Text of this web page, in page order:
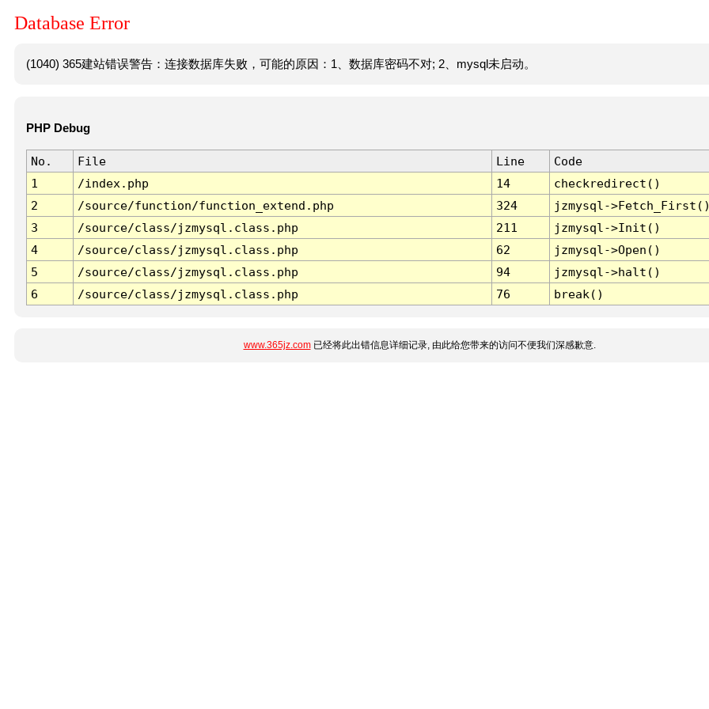
Database Error
(1040) 365建站错误警告：连接数据库失败，可能的原因：1、数据库密码不对; 2、mysql未启动。
PHP Debug
No. File Line
Code
1
/index.php 14
checkredirect()
2
/source/function/function_extend.php 324
jzmysql-
3
/source/class/jzmysql.class.php 211
jzmysql->Init()
4
/source/class/jzmysql.class.php 62
jzmysql->Open()
5
/source/class/jzmysql.class.php 94
jzmysql->halt()
6
/source/class/jzmysql.class.php 76 break()
www.365jz.com已经将此出错信息详细记录, 由此给您带来的访问不便我们深感歉意.